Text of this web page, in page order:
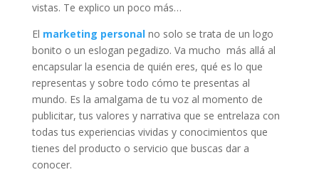
vistas. Te explico un poco más…
El marketing personalno solo se trata de un logo
bonito o un eslogan pegadizo. Va mucho más allá al
encapsular la esencia de quién eres, qué es lo que
representas y sobre todo cómo te presentas al
mundo. Es la amalgama de tu voz al momento de
publicitar, tus valores y narrativa que se entrelaza con
todas tus experiencias vividas y conocimientos que
tienes del producto o servicio que buscas dar a
conocer.